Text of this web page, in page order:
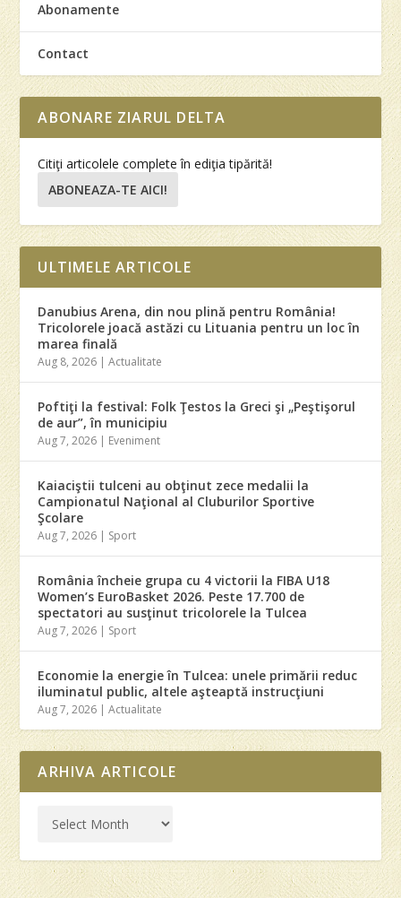
Abonamente
Contact
ABONARE ZIARUL DELTA
Citiţi articolele complete în ediţia tipărită!
ABONEAZA-TE AICI!
ULTIMELE ARTICOLE
Danubius Arena, din nou plină pentru România!
Tricolorele joacă astăzi cu Lituania pentru un loc în
marea finală
Aug 8, 2026 |Actualitate
Poftiţi la festival: Folk Ţestos la Greci şi „Peştişorul
de aur”, în municipiu
Aug 7, 2026 | Eveniment
Kaiaciştii tulceni au obţinut zece medalii la
Campionatul Naţional al Cluburilor Sportive
Şcolare
Aug 7, 2026 | Sport
România încheie grupa cu 4 victorii la FIBA U18
Women’s EuroBasket 2026. Peste 17.700 de
spectatori au susţinut tricolorele la Tulcea
Aug 7, 2026 | Sport
Economie la energie în Tulcea: unele primării reduc
iluminatul public, altele aşteaptă instrucţiuni
Aug 7, 2026 |Actualitate
ARHIVA ARTICOLE